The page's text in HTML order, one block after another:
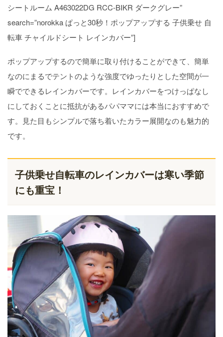
シートルーム A463022DG RCC-BIKR ダークグレー”
search=”norokka ぱっと30秒！ポップアップする 子供乗せ 自
転車 チャイルドシート レインカバー”]
ポップアップするので簡単に取り付けることができて、簡単
なのにまるでテントのような強度でゆったりとした空間が一
瞬でできるレインカバーです。レインカバーをつけっぱなし
にしておくことに抵抗があるパパママには本当におすすめで
す。見た目もシンプルで落ち着いたカラー展開なのも魅力的
です。
子供乗せ自転車のレインカバーは寒い季節
にも重宝！